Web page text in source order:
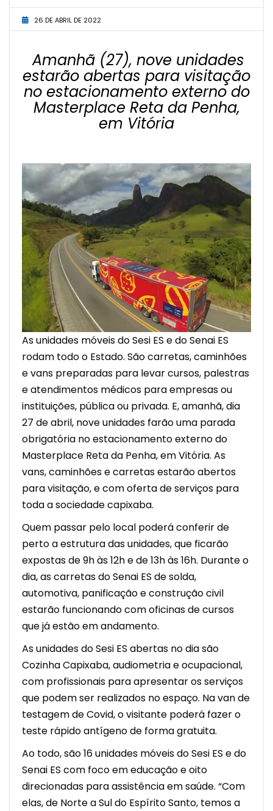
26 DE ABRIL DE 2022
Amanhã (27), nove unidades
estarão abertas para visitação
no estacionamento externodo
Masterplace Reta da Penha,
em Vitória
As unidades móveis do Sesi ES e do Senai ES
rodam todo o Estado. São carretas, caminhões
e vans preparadas para levar cursos, palestras
e atendimentos médicos para empresas ou
instituições, pública ou privada. E, amanhã, dia
27 de abril, nove unidades farão uma parada
obrigatória no estacionamento externo do
Masterplace Reta da Penha, em Vitória. As
vans, caminhões e carretas estarão abertos
para visitação, e com oferta de serviços para
toda a sociedade capixaba.
Quem passar pelo local poderá conferir de
perto a estrutura das unidades, que ficarão
expostas de 9h às 12h e de 13h às 16h. Durante o
dia, as carretas do Senai ES de solda,
automotiva, panificação e construção civil
estarão funcionando com oficinas de cursos
que já estão em andamento.
As unidades do Sesi ES abertas no dia são
Cozinha Capixaba, audiometria e ocupacional,
com profissionais para apresentar os serviços
que podem ser realizados no espaço. Na van de
testagem de Covid, o visitante poderá fazer o
teste rápido antígeno de forma gratuita.
Ao todo, são 16 unidades móveis do Sesi ES e do
Senai ES com foco em educação e oito
direcionadas para assistência em saúde. “Com
elas, de Norte a Sul do Espírito Santo, temos a